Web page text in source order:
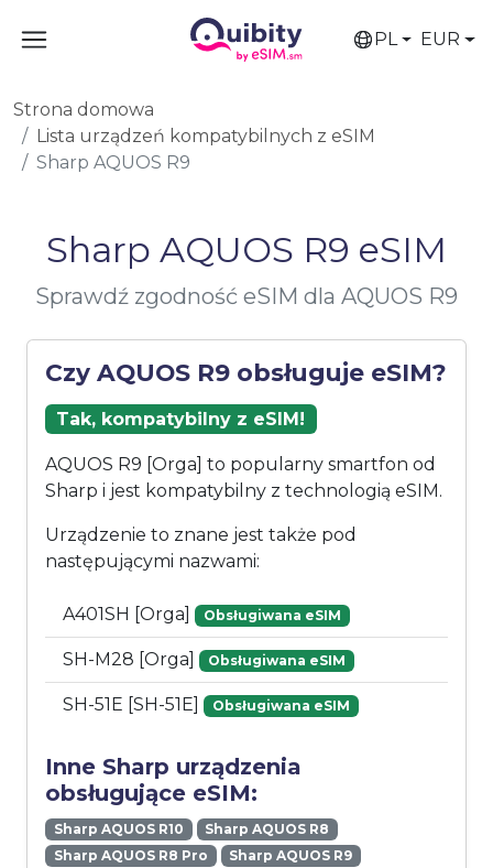
PL EUR
Strona domowa
Lista urządzeń kompatybilnych z eSIM
Sharp AQUOS R9
Sharp AQUOS R9 eSIM
Sprawdź zgodność eSIM dla AQUOS R9
Czy AQUOS R9 obsługuje eSIM?
Tak, kompatybilny z eSIM!
AQUOS R9 [Orga] to popularny smartfon od
Sharp i jest kompatybilny z technologią eSIM.
Urządzenie to znane jest także pod
następującymi nazwami:
A401SH [Orga] Obsługiwana eSIM
SH-M28 [Orga] Obsługiwana eSIM
SH-51E [SH-51E] Obsługiwana eSIM
Inne Sharp urządzenia
obsługujące eSIM:
Sharp AQUOS R10
Sharp AQUOS R8
Sharp AQUOS R8 Pro
Sharp AQUOS R9